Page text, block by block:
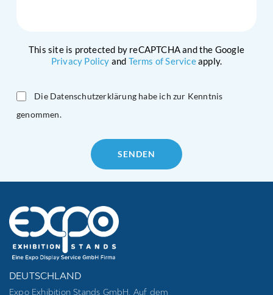
This site is protected by reCAPTCHA and the Google
Privacy Policy and Terms of Serviceapply.
Die Datenschutzerklärung habe ich zur Kenntnis
genommen.
empty.
DEUTSCHLAND
Expo Exhibition Stands GmbH, Auf dem